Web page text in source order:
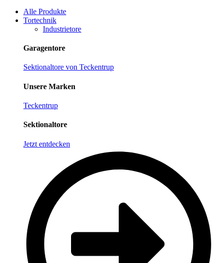
Alle Produkte
Tortechnik
Industrietore
Garagentore
Sektionaltore von Teckentrup
Unsere Marken
Teckentrup
Sektionaltore
Jetzt entdecken